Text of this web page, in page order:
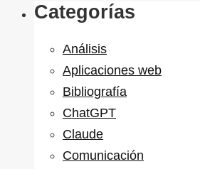
Categorías
Análisis
Aplicaciones web
Bibliografía
ChatGPT
Claude
Comunicación